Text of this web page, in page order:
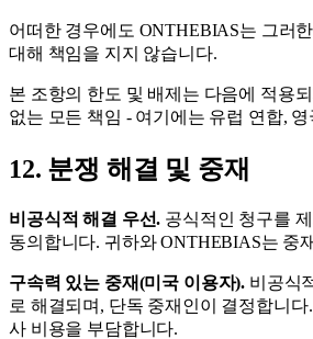
어떠한 경우에도 ONTHEBIAS는 그러
대해 책임을 지지 않습니다.
본 조항의 한도 및 배제는 다음에 적용
없는 모든 책임 - 여기에는 유럽 연합,
12. 분쟁 해결 및 중재
비공식적 해결 우선. 공식적인 청구를
동의합니다. 귀하와 ONTHEBIAS는 중
구속력 있는 중재(미국 이용자). 비공식
로 해결되며, 단독 중재인이 결정합니
사 비용을 부담합니다.